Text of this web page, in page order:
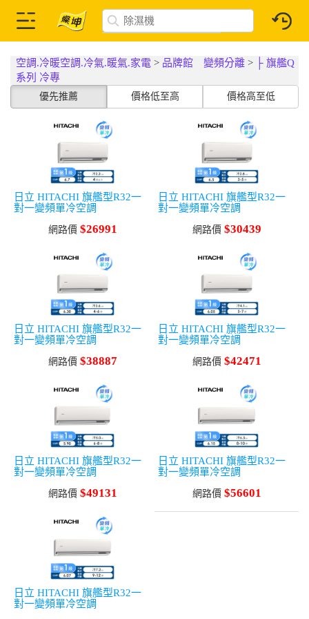
空調.冷暖空調.冷氣.暖氣.家電 > 品牌館 變頻分離 > ├ 旗艦Q
系列 冷專
優先推薦 價格低至高 價格高至低
日立 HITACHI 旗艦型R32一
對一變頻單冷空調
網路價 $26991
日立 HITACHI 旗艦型R32一
對一變頻單冷空調
網路價 $30439
日立 HITACHI 旗艦型R32一
對一變頻單冷空調
網路價 $38887
日立 HITACHI 旗艦型R32一
對一變頻單冷空調
網路價 $42471
日立 HITACHI 旗艦型R32一
對一變頻單冷空調
網路價 $49131
日立 HITACHI 旗艦型R32一
對一變頻單冷空調
網路價 $56601
日立 HITACHI 旗艦型R32一
對一變頻單冷空調